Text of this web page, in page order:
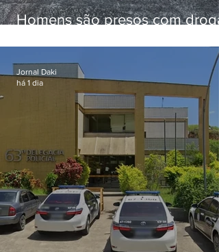
Homens são presos com
Jornal Daki
há 1 dia